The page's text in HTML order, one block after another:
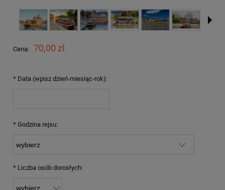
Cena: 70,00 zł
*Data (wpisz dzień-miesiąc-rok):
*Godzina rejsu:
*Liczba osób dorosłych: